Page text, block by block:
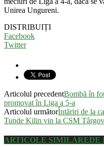
Unirea Ungureni.
DISTRIBUIȚI
Facebook
Twitter
Articolul precedentBombă în
promovat în Liga a 5-a
Articolul următorÎntăriri de la
Tunde Kilin vin la CSM
ARTICOLE SIMILAREDE